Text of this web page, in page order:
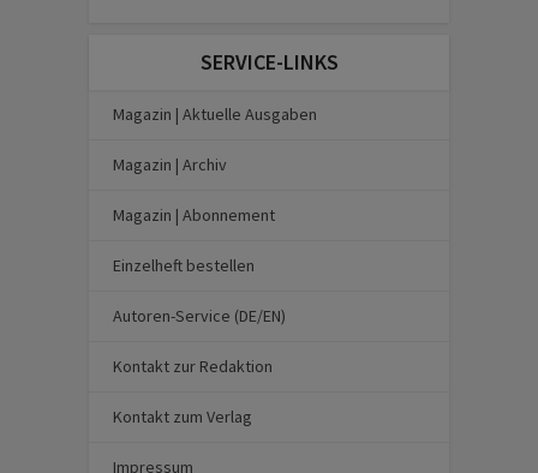
SERVICE-LINKS
Magazin | Aktuelle Ausgaben
Magazin | Archiv
Magazin | Abonnement
Einzelheft bestellen
Autoren-Service (DE/EN)
Kontakt zur Redaktion
Kontakt zum Verlag
Impressum